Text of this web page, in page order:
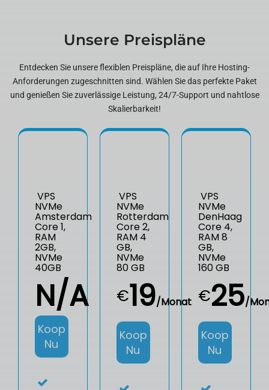
Unsere Preispläne
Entdecken Sie unsere flexiblen Preispläne, die auf Ihre Hosting-
Anforderungen zugeschnitten sind. Wählen Sie das perfekte Paket
und genießen Sie zuverlässige Leistung, 24/7-Support und nahtlose
Skalierbarkeit!
VPS
NVMe
Amsterdam
Core 1,
RAM
2GB,
NVMe
40GB
N/A
Koop
Nu
VPS
NVMe
Rotterdam
Core 2,
RAM 4
GB,
NVMe
80 GB
€19/Monat
Koop
Nu
VPS
NVMe
DenHaag
Core 4,
RAM 8
GB,
NVMe
160 GB
€25/
Koop
Nu